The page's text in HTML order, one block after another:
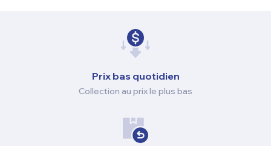
Prix ​​bas quotidien
Collection au prix le plus bas